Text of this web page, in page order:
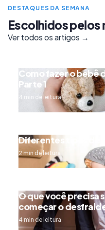
DESTAQUES DA SEMANA
Escolhidos
Ver todos os artigos →
Como fazer o bebê
Parte 1
4 min de leitura
Diferentes tipos de
2 min de leitura
O que você precisa
começar o
4 min de leitura